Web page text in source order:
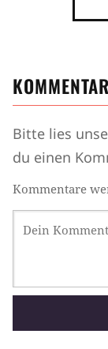
Bitte lies
du einen
Kommentare